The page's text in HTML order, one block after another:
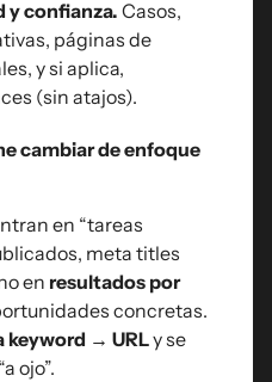
y confianza. Casos,
páginas de
y si aplica,
(sin atajos).
cambiar de enfoque
en “tareas
meta titles
en resultados por
concretas.
keyword → URLy se
ojo”.